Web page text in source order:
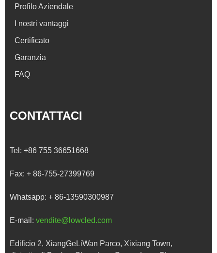
Profilo Aziendale
I nostri vantaggi
Certificato
Garanzia
FAQ
CONTATTACI
Tel: +86 755 36651668
Fax: + 86-755-27399769
Whatsapp: + 86-13590300987
E-mail: vendite@lowcled.com
Edificio 2, XiangGeLiWan Parco, Xixiang Town,